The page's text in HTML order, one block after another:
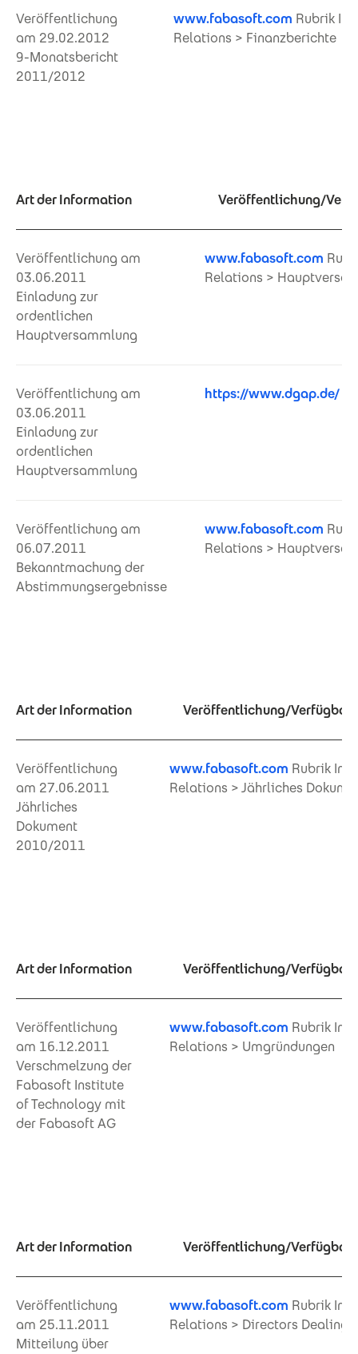
Veröffentlichung
am 29.02.2012
9-Monatsbericht
2011/2012
www.fabasoft.com Rubrik
Relations > Finanzberichte
Art der Information Veröffentlichung/
Veröffentlichung am
03.06.2011
Einladung zur
ordentlichen
Hauptversammlung
www.fabasoft.com
Relations >
Veröffentlichung am
03.06.2011
Einladung zur
ordentlichen
Hauptversammlung
https://www.dgap.de/
Veröffentlichung am
06.07.2011
Bekanntmachung der
Abstimmungsergebnisse
www.fabasoft.com
Relations >
Art der Information Veröffentlichung/Verfügbar
Veröffentlichung
am 27.06.2011
Jährliches
Dokument
2010/2011
www.fabasoft.com Rubrik
Relations > Jährliches
Art der Information Veröffentlichung/Verfügbar
Veröffentlichung
am 16.12.2011
Verschmelzung der
Fabasoft Institute
of Technology mit
der Fabasoft AG
www.fabasoft.com Rubrik
Relations > Umgründungen
Art der Information Veröffentlichung/Verfügbar
Veröffentlichung
am 25.11.2011
Mitteilung über
www.fabasoft.com Rubrik
Relations > Directors Dealings